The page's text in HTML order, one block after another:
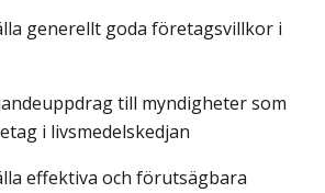
generellt goda företagsvillkor i
till myndigheter som
i livs­medelskedjan
effektiva och förutsägbara